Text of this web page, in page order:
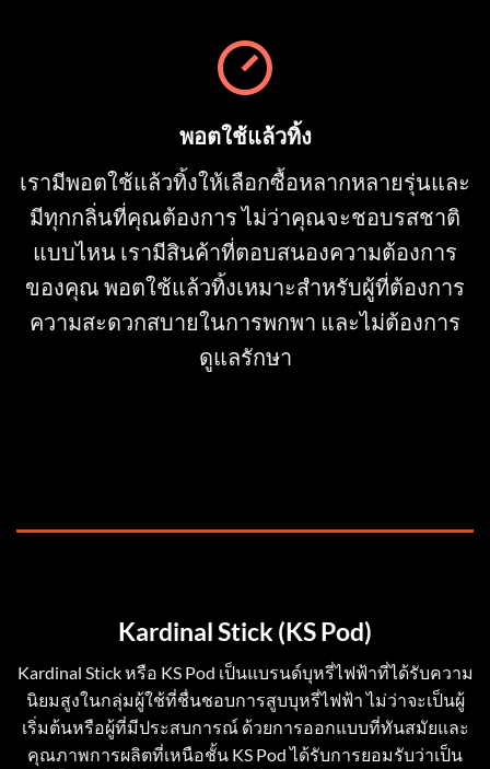
พอตใช้แล้วทิ้ง
เรามีพอตใช้แล้วทิ้งให้เลือกซื้อหลากหลายรุ่นและ
มีทุกกลิ่นที่คุณต้องการ ไม่ว่าคุณจะชอบรสชาติ
แบบไหน เรามีสินค้าที่ตอบสนองความต้องการ
ของคุณ พอตใช้แล้วทิ้งเหมาะสำหรับผู้ที่ต้องการ
ความสะดวกสบายในการพกพา และไม่ต้องการ
ดูแลรักษา
Kardinal Stick (KS Pod)
Kardinal Stick หรือ KS Pod เป็นแบรนด์บุหรี่ไฟฟ้าที่ได้รับความ
นิยมสูงในกลุ่มผู้ใช้ที่ชื่นชอบการสูบบุหรี่ไฟฟ้า ไม่ว่าจะเป็นผู้
เริ่มต้นหรือผู้ที่มีประสบการณ์ ด้วยการออกแบบที่ทันสมัยและ
คุณภาพการผลิตที่เหนือชั้น KS Pod ได้รับการยอมรับว่าเป็น